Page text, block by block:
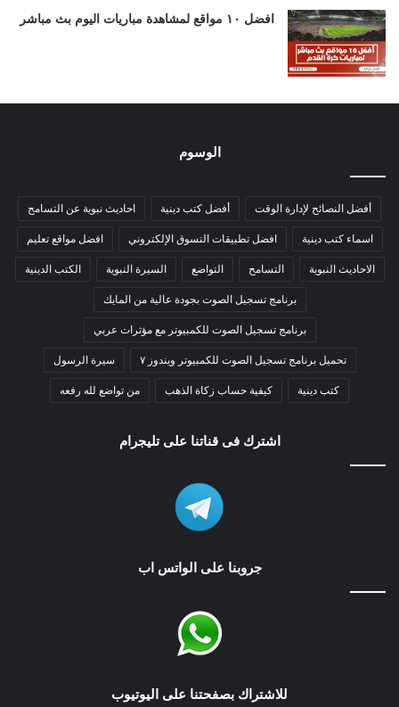
افضل ١٠ مواقع لمشاهدة مباريات اليوم بث مباشر
الوسوم
أفضل النصائح لإدارة الوقت أفضل كتب دينية احاديث نبوية عن التسامح
اسماء كتب دينية افضل تطبيقات التسوق الإلكتروني افضل مواقع تعليم
الاحاديث النبوية التسامح التواضع السيرة النبوية الكتب الدينية
برنامج تسجيل الصوت بجودة عالية من المايك
برنامج تسجيل الصوت للكمبيوتر مع مؤثرات عربي
تحميل برنامج تسجيل الصوت للكمبيوتر ويندوز ٧ سيرة الرسول
كتب دينية كيفية حساب زكاة الذهب من تواضع لله رفعه
اشترك فى قناتنا على تليجرام
جروبنا على الواتس اب
للاشتراك بصفحتنا على اليوتيوب